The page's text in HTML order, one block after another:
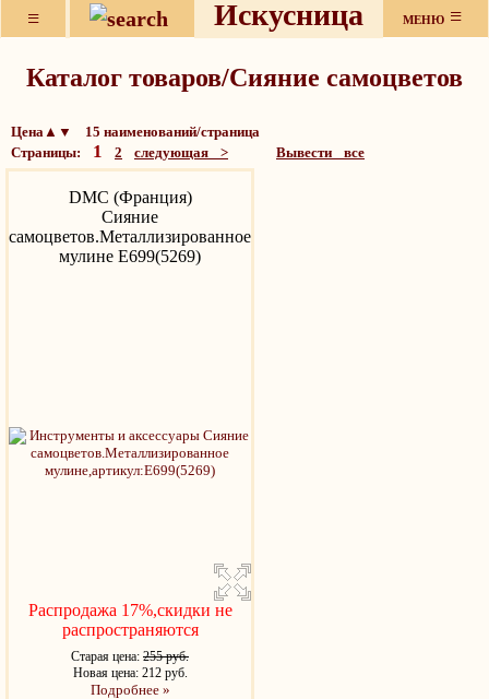
≡ Искусница МЕНЮ ≡
Каталог товаров/Сияние самоцветов
Цена▲▼ 15 наименований/страница
Страницы: 1 2 следующая > Вывести все
DMC (Франция)
Сияние
самоцветов.Металлизированное
мулине Е699(5269)
Распродажа 17%,скидки не
распространяются
Старая цена: 255 руб.
Новая цена: 212 руб.
Подробнее »